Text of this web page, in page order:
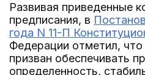
Развивая приведенные
предписания, в
года N 11-П
Федерации отметил, что
призван обеспечивать
определенность,